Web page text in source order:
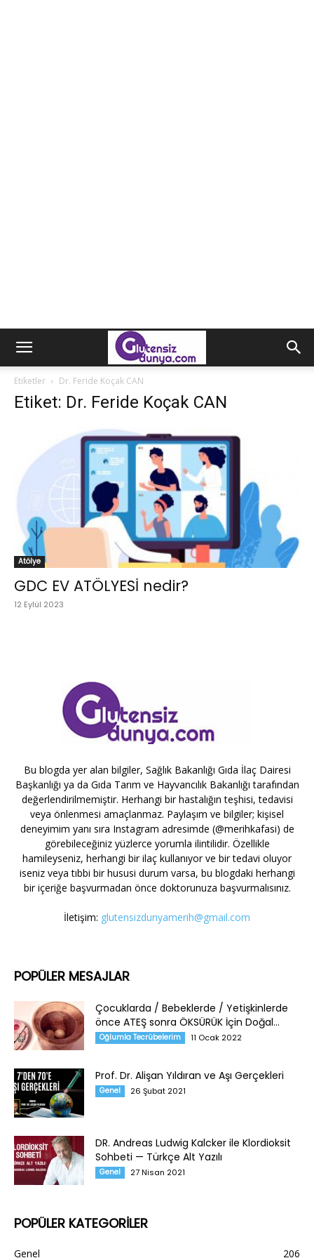
Etiketler Dr. Feride Koçak CAN
Etiket: Dr. Feride Koçak CAN
Atölye
GDC EV ATÖLYESİ nedir?
12 Eylül 2023
Bu blogda yer alan bilgiler, Sağlık Bakanlığı Gıda İlaç Dairesi
Başkanlığı ya da Gıda Tarım ve Hayvancılık Bakanlığı tarafından
değerlendirilmemiştir. Herhangi bir hastalığın teşhisi, tedavisi
veya önlenmesi amaçlanmaz. Paylaşım ve bilgiler; kişisel
deneyimim yanı sıra Instagram adresimde (@merihkafasi) de
görebileceğiniz yüzlerce yorumla ilintilidir. Özellikle
hamileyseniz, herhangi bir ilaç kullanıyor ve bir tedavi oluyor
iseniz veya tıbbi bir hususi durum varsa, bu blogdaki herhangi
bir içeriğe başvurmadan önce doktorunuza başvurmalısınız.
İletişim: glutensizdunyamerih@gmail.com
POPÜLER MESAJLAR
Çocuklarda / Bebeklerde / Yetişkinlerde
önce ATEŞ sonra ÖKSÜRÜK İçin Doğal...
Oğlumla Tecrübelerim 11 Ocak 2022
Prof. Dr. Alişan Yıldıran ve Aşı Gerçekleri
Genel 26 Şubat 2021
DR. Andreas Ludwig Kalcker ile Klordioksit
Sohbeti — Türkçe Alt Yazılı
Genel 27 Nisan 2021
POPÜLER KATEGORİLER
Genel 206